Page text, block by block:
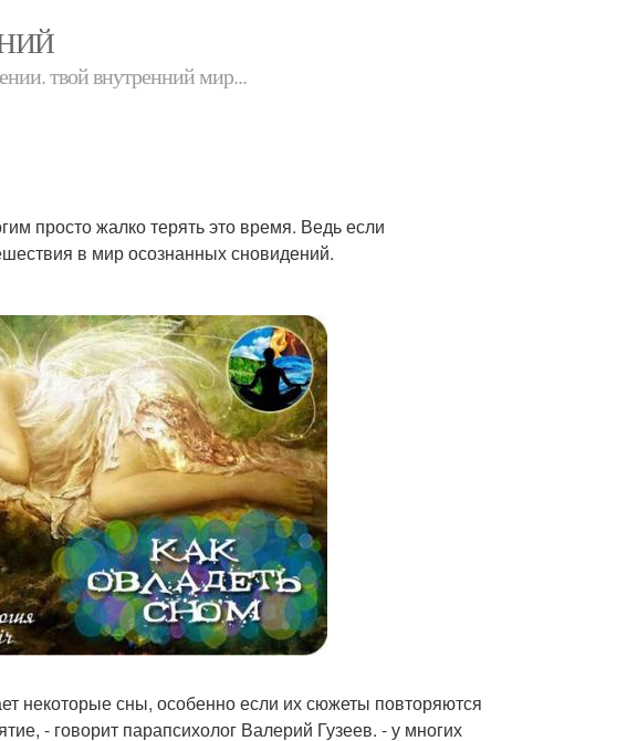
твой внутренний мир...
просто жалко терять это время. Ведь если
в мир осознанных сновидений.
некоторые сны, особенно если их сюжеты повторяются
- говорит парапсихолог Валерий Гузеев. - у многих